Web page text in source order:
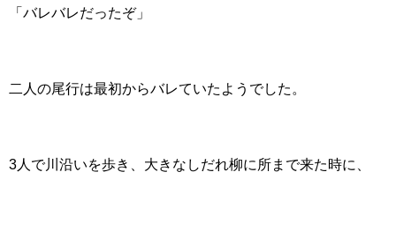
「バレバレだったぞ」
二人の尾行は最初からバレていたようでした。
3人で川沿いを歩き、大きなしだれ柳に所まで来た時に、